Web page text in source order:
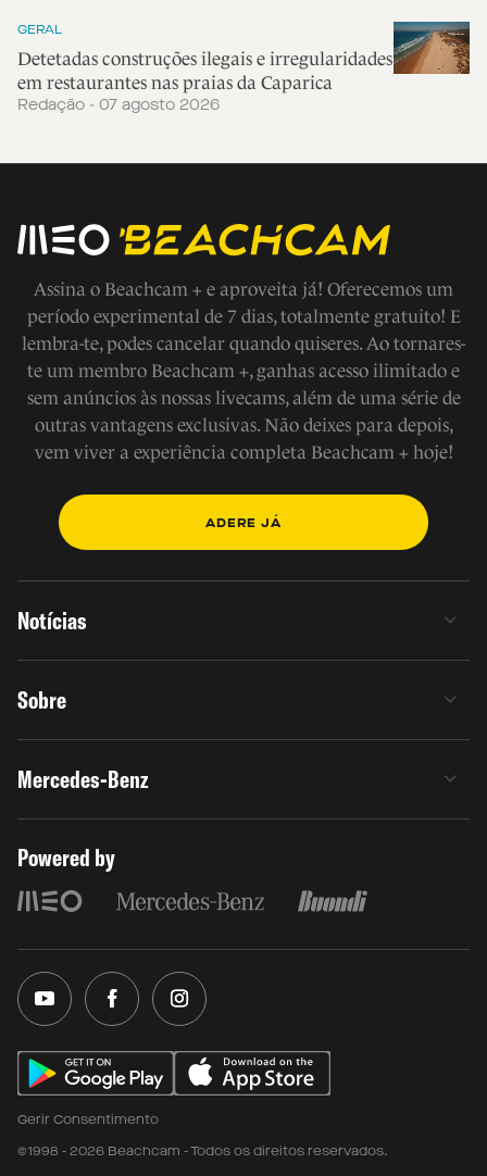
GERAL
Detetadas construções ilegais e irregularidades
em restaurantes nas praias da Caparica
Redação - 07 agosto 2026
Assina o Beachcam + e aproveita já! Oferecemos um
período experimental de 7 dias, totalmente gratuito! E
lembra-te, podes cancelar quando quiseres. Ao tornares-
te um membro Beachcam +, ganhas acesso ilimitado e
sem anúncios às nossas livecams, além de uma série de
outras vantagens exclusivas. Não deixes para depois,
vem viver a experiência completa Beachcam + hoje!
ADERE JÁ
Notícias
Sobre
Mercedes-Benz
Powered by
Gerir Consentimento
©1998 - 2026 Beachcam - Todos os direitos reservados.